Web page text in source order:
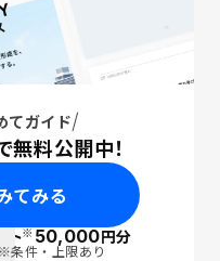
てガイド
料公開中！
てみる
ト※50,000円分
※条件・上限あり